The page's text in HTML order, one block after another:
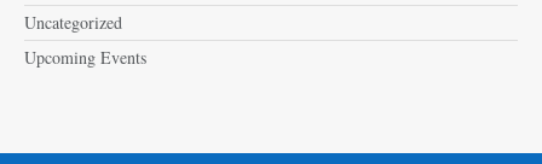
Uncategorized
Upcoming Events